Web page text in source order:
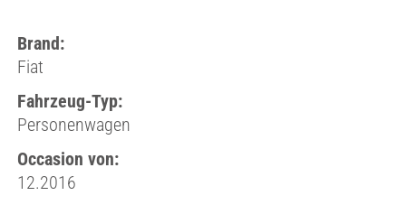
Brand:
Fiat
Fahrzeug-Typ:
Personenwagen
Occasion von:
12.2016